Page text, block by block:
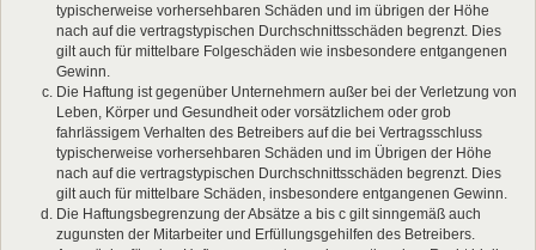
typischerweise vorhersehbaren Schäden und im übrigen der Höhe
nach auf die vertragstypischen Durchschnittsschäden begrenzt. Dies
gilt auch für mittelbare Folgeschäden wie insbesondere entgangenen
Gewinn.
Die Haftung ist gegenüber Unternehmern außer bei der Verletzung von
Leben, Körper und Gesundheit oder vorsätzlichem oder grob
fahrlässigem Verhalten des Betreibers auf die bei Vertragsschluss
typischerweise vorhersehbaren Schäden und im Übrigen der Höhe
nach auf die vertragstypischen Durchschnittsschäden begrenzt. Dies
gilt auch für mittelbare Schäden, insbesondere entgangenen Gewinn.
Die Haftungsbegrenzung der Absätze a bis c gilt sinngemäß auch
zugunsten der Mitarbeiter und Erfüllungsgehilfen des Betreibers.